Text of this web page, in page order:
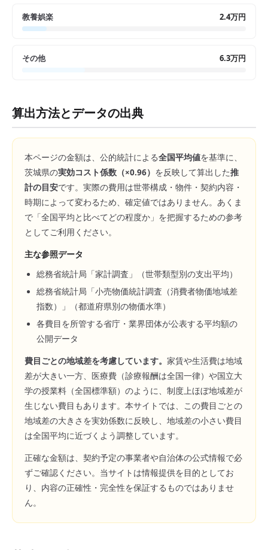
教養娯楽 2.4万円
その他 6.3万円
算出方法とデータの出典
本ページの金額は、公的統計による全国平均値を基準に、
茨城県の実効コスト係数（×0.96） を反映して算出した推
計の目安です。実際の費用は世帯構成・物件・契約内容・
時期によって変わるため、確定値ではありません。あくま
で「全国平均と比べてどの程度か」を把握するための参考
としてご利用ください。
主な参照データ
総務省統計局「家計調査」（世帯類型別の支出平均）
総務省統計局「小売物価統計調査（消費者物価地域差
指数）」（都道府県別の物価水準）
各費目を所管する省庁・業界団体が公表する平均額の
公開データ
費目ごとの地域差を考慮しています。 家賃や生活費は地域
差が大きい一方、医療費（診療報酬は全国一律）や国立大
学の授業料（全国標準額）のように、制度上ほぼ地域差が
生じない費目もあります。本サイトでは、この費目ごとの
地域差の大きさを実効係数に反映し、地域差の小さい費目
は全国平均に近づくよう調整しています。
正確な金額は、契約予定の事業者や自治体の公式情報で必
ずご確認ください。当サイトは情報提供を目的としてお
り、内容の正確性・完全性を保証するものではありませ
ん。